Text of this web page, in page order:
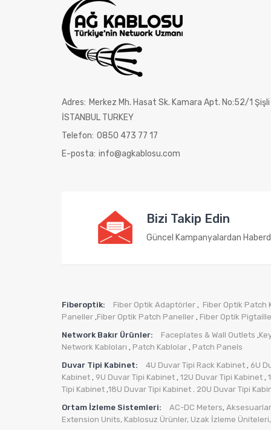
Adres: Merkez Mh. Hasat Sk. Kamara Apt. No:52/1 Şişli
İSTANBUL TURKEY
Telefon: 0850 473 77 17
E-posta: info@agkablosu.com
Bizi Takip Edin
Güncel Kampanyalardan
Fiberoptik: Fiber Optik Adaptörler , Fiber Optik Patch
Paneller ,Fiber Optik Patch Paneller , Fiber Optik
Network Bakır Ürünler:
Faceplates & Wall Outlets ,
Network Kabloları , Patch Kablolar , Patch Panels
Duvar Tipi Kabinet:
4U Duvar Tipi Rack Kabinet , 6U
Kabinet , 9U Duvar Tipi Kabinet , 12U Duvar Tipi Kabinet ,
Tipi Kabinet ,18U Duvar Tipi Kabinet . 20U Duvar Tipi
Ortam İzleme Sistemleri:
AC-DC Meters, Aksesuarlar
Extension Units, Kablosuz Ürünler, Uzak İzleme Üniteleri